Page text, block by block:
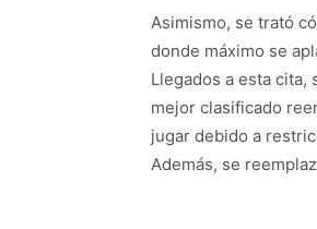
Asimismo, se trató
donde máximo se
Llegados a esta
mejor clasificado
jugar debido a
Además, se